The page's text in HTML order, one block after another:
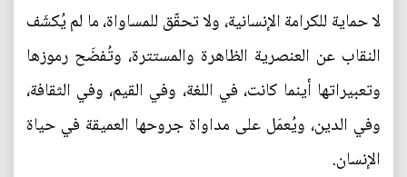
لا حماية للكرامة الإنسانية، ولا تحقّق للمساواة، ما لم يُكشَف
النقاب عن العنصرية الظاهرة والمستترة، وتُفضَح رموزها
وتعبيراتها أينما كانت، في اللغة، وفي القيم، وفي الثقافة،
وفي الدين، ويُعمَل على مداواة جروحها العميقة في حياة
الإنسان.